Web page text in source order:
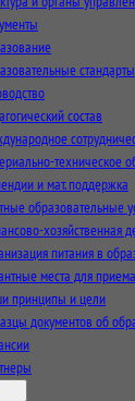
стандарты
состав
техническое
и мат. поддержка
образовательные
хозяйственная
питания в
места для
принципы и цели
документов об